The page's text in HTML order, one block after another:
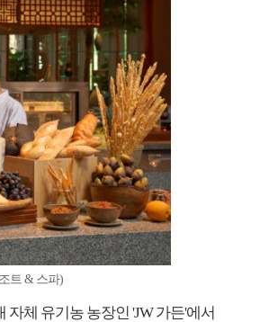
트 & 스파)
체 유기농 농장인 'JW 가든'에서